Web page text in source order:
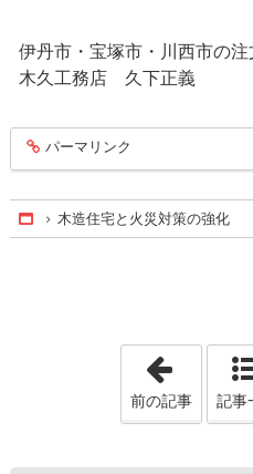
伊丹市・宝塚市・川西市の注
木久工務店 久下正義
entry260
パーマリンク
Home
木造住宅と火災対策の強化
「失
前の記事 記事